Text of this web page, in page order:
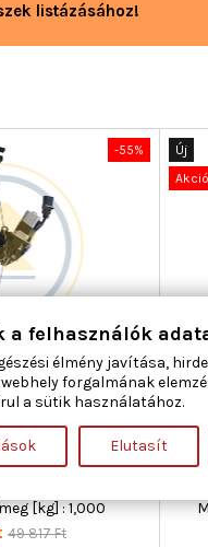
listázásához!
-55%
ABLAKEMELŐ BAL
oldal : bal első,
info :
[kg] : 1,000
Normál
49 817 Ft
Új
felhasználók
élmény javítása,
forgalmának
a sütik használatához.
Elutasít